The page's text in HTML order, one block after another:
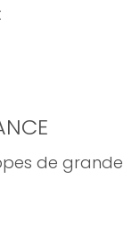
de grande